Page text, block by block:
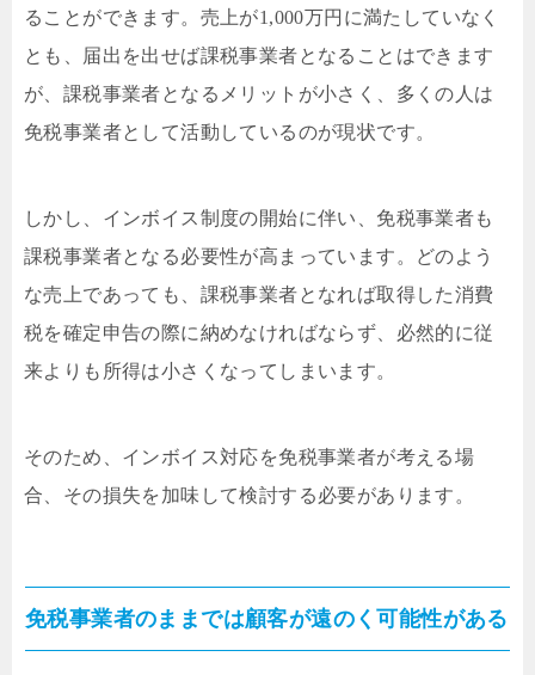
ることができます。売上が1,000万円に満たしていなく
とも、届出を出せば課税事業者となることはできます
が、課税事業者となるメリットが小さく、多くの人は
免税事業者として活動しているのが現状です。
しかし、インボイス制度の開始に伴い、免税事業者も
課税事業者となる必要性が高まっています。どのよう
な売上であっても、課税事業者となれば取得した消費
税を確定申告の際に納めなければならず、必然的に従
来よりも所得は小さくなってしまいます。
そのため、インボイス対応を免税事業者が考える場
合、その損失を加味して検討する必要があります。
免税事業者のままでは顧客が遠のく可能性がある